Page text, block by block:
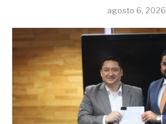
agosto 6, 2026